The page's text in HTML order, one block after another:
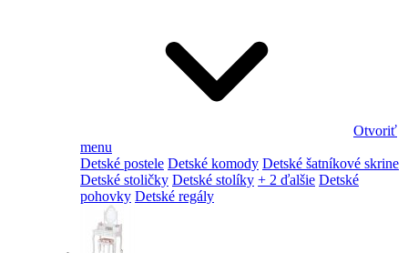
Otvoriť
menu
Detské postele Detské komody Detské šatníkové skrine
Detské stoličky Detské stolíky + 2 ďalšie Detské
pohovky Detské regály